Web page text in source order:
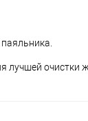
очистки